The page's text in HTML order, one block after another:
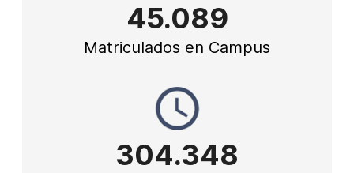
45.089
Matriculados en Campus
304.348